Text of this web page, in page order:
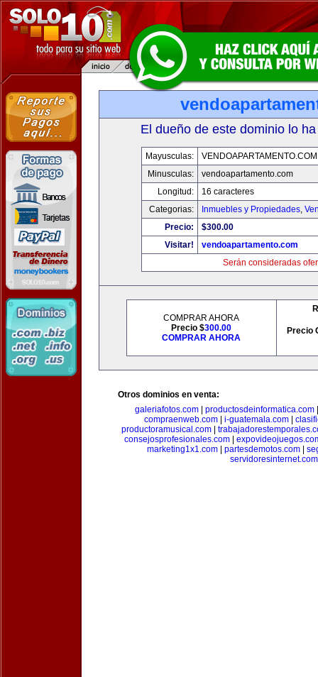
El dueño de este dominio lo
Mayusculas:
VENDOAPARTAMENTO.COM
Minusculas:
vendoapartamento.com
Longitud:
16 caracteres
Categorias:
Inmuebles y Propiedades,
Precio:
$300.00
Visitar!
vendoapartamento.com
Serán consideradas
COMPRAR AHORA
Precio $300.00
COMPRAR AHORA
Precio
Otros dominios en venta:
galeriafotos.com
productosdeinformatica.com
compraenweb.com| i-guatemala.com|
productoramusical.com
consejosprofesionales.com|
marketing1x1.com| partesdemotos.com|
servidoresinternet.com